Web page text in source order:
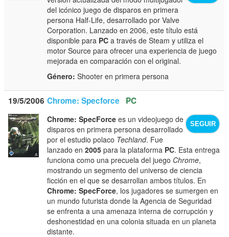
del icónico juego de disparos en primera
persona Half-Life, desarrollado por Valve
Corporation. Lanzado en 2006, este título está
disponible para PC a través de Steam y utiliza el
motor Source para ofrecer una experiencia de juego
mejorada en comparación con el original.
Género: Shooter en primera persona
19/5/2006 Chrome: Specforce PC
SEGUIR
Chrome: SpecForce es un videojuego de
disparos en primera persona desarrollado
por el estudio polaco Techland. Fue
lanzado en2005 para la plataforma PC. Esta entrega
funciona como una precuela del juego Chrome,
mostrando un segmento del universo de ciencia
ficción en el que se desarrollan ambos títulos. En
Chrome: SpecForce, los jugadores se sumergen en
un mundo futurista donde la Agencia de Seguridad
se enfrenta a una amenaza interna de corrupción y
deshonestidad en una colonia situada en un planeta
distante.